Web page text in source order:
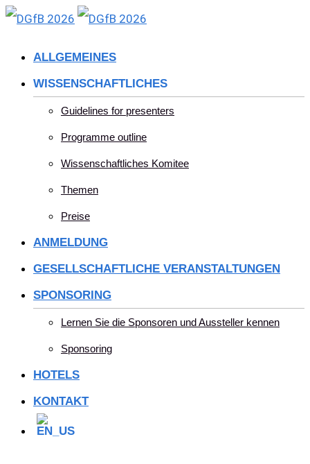
Skip
ALLGEMEINES
WISSENSCHAFTLICHES
Guidelines for presenters
Programme outline
Wissenschaftliches Komitee
Themen
Preise
ANMELDUNG
GESELLSCHAFTLICHE VERANSTALTUNGEN
SPONSORING
Lernen Sie die Sponsoren und Aussteller kennen
Sponsoring
HOTELS
KONTAKT